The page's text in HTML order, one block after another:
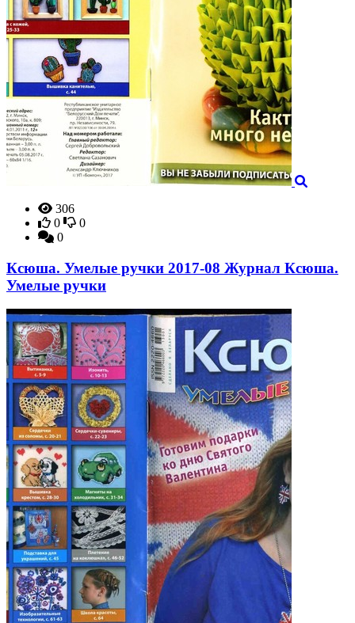
306
0
0
0
Ксюша. Умелые ручки 2017-08 Журнал Ксюша.
Умелые ручки